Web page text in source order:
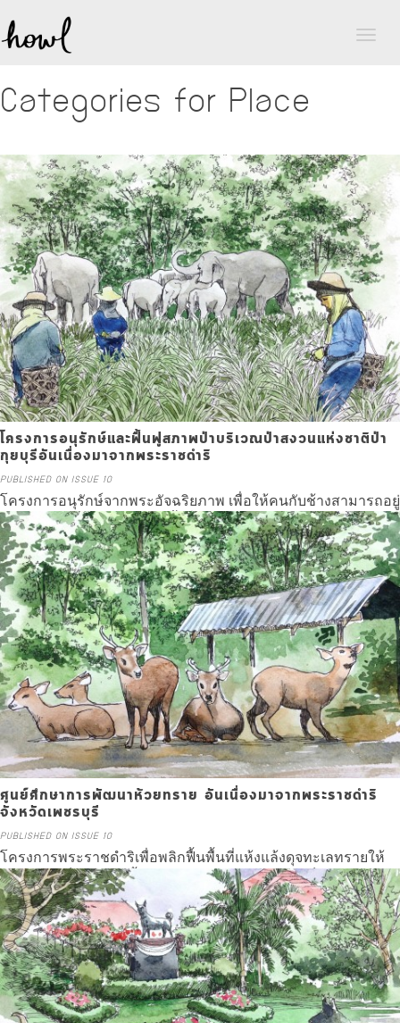
Categories for Place
โครงการอนุรักษ์และฟื้นฟูสภาพป่าบริเวณป่าสงวนแห่งชาติป่า
กุยบุรีอันเนื่องมาจากพระราชดำริ
PUBLISHED ON ISSUE 10
โครงการอนุรักษ์จากพระอัจฉริยภาพ เพื่อให้คนกับช้างสามารถอยู่
ร่วมกันอย่างมีความสุขอีกครั้งที่อำเภอกุยบุรี
Read more
ศูนย์ศึกษาการพัฒนาห้วยทราย อันเนื่องมาจากพระราชดำริ
จังหวัดเพชรบุรี
PUBLISHED ON ISSUE 10
โครงการพระราชดำริเพื่อพลิกฟื้นพื้นที่แห้งแล้งดุจทะเลทรายให้
กลับกลายเป็นป่าอีกครั้ง ด้วยแนวคิดป่าอยู่รอด...คนก็อยู่รอด
Read more